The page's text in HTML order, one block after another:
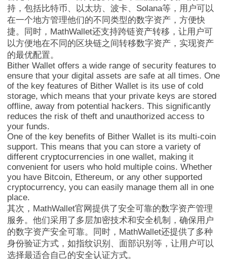
MathWallet跨链
持，包括比特币、以太坊、波卡、Solana等，用户可以
在一个地方管理他们的不同类型的数字资产，方便快
捷。同时，MathWallet还支持跨链资产转移，让用户可
以方便地在不同的区块链之间转移数字资产，实现资产
的最优配置。
Bither Wallet offers a wide range of security features to
ensure that your digital assets are safe at all times. One
of the key features of Bither Wallet is its use of cold
storage, which means that your private keys are stored
offline, away from potential hackers. This significantly
reduces the risk of theft and unauthorized access to
your funds.
One of the key benefits of Bither Wallet is its multi-coin
support. This means that you can store a variety of
different cryptocurrencies in one wallet, making it
convenient for users who hold multiple coins. Whether
you have Bitcoin, Ethereum, or any other supported
cryptocurrency, you can easily manage them all in one
place.
其次，MathWallet官网提供了安全可靠的数字资产管理
服务。他们采用了多层加密技术和安全机制，确保用户
的数字资产安全可靠。同时，MathWallet还提供了多种
身份验证方式，如指纹识别、面部识别等，让用户可以
选择最适合自己的安全认证方式。